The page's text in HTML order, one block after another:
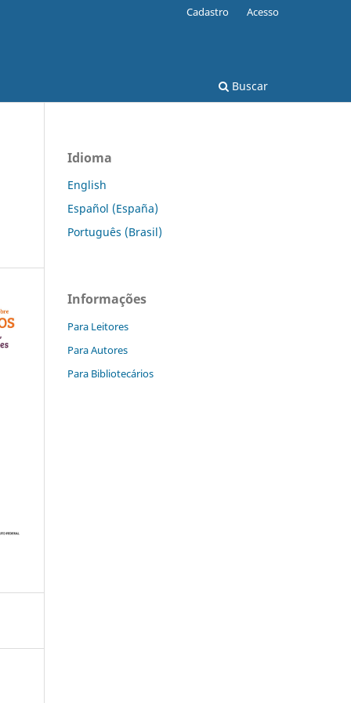
Buscar
Cadastro Acesso
Idioma
English
Español (España)
Português (Brasil)
Informações
Para Leitores
Para Autores
Para Bibliotecários